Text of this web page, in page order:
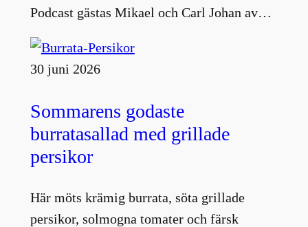
Podcast gästas Mikael och Carl Johan av…
30 juni 2026
Sommarens godaste
burratasallad med grillade
persikor
Här möts krämig burrata, söta grillade
persikor, solmogna tomater och färsk